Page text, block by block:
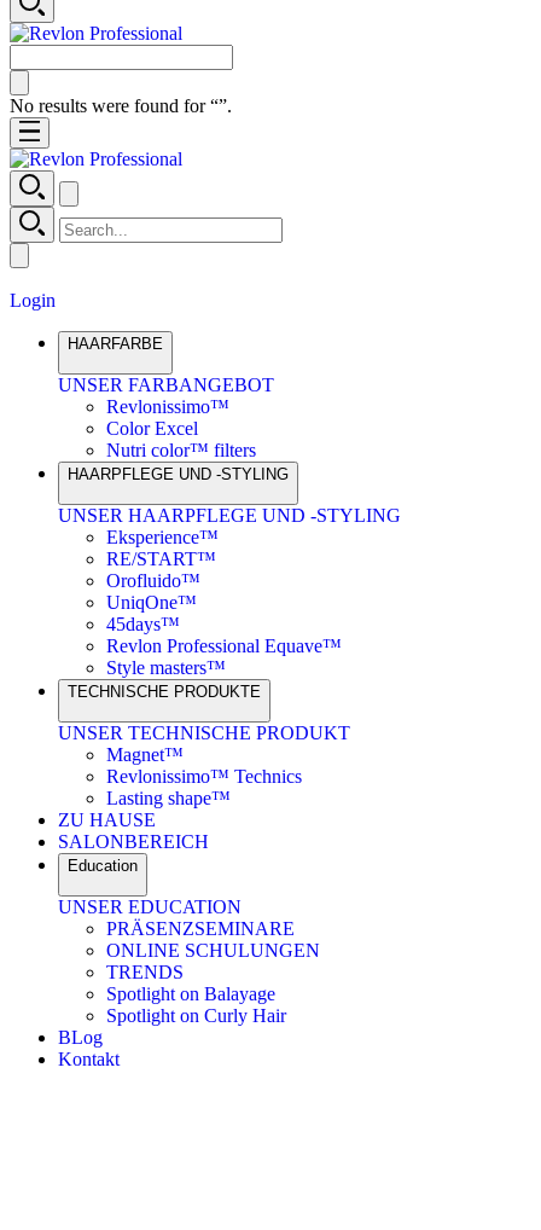
No results were found for “”.
Login
HAARFARBE
UNSER FARBANGEBOT
Revlonissimo™
Color Excel
Nutri color™ filters
HAARPFLEGE UND -STYLING
UNSER HAARPFLEGE UND -STYLING
Eksperience™
RE/START™
Orofluido™
UniqOne™
45days™
Revlon Professional Equave™
Style masters™
TECHNISCHE PRODUKTE
UNSER TECHNISCHE PRODUKT
Magnet™
Revlonissimo™ Technics
Lasting shape™
ZU HAUSE
SALONBEREICH
Education
UNSER EDUCATION
PRÄSENZSEMINARE
ONLINE SCHULUNGEN
TRENDS
Spotlight on Balayage
Spotlight on Curly Hair
BLog
Kontakt